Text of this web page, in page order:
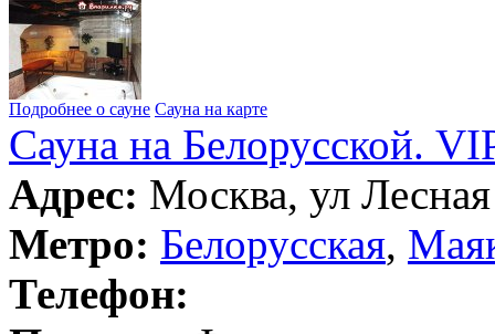
Подробнее о сауне Сауна на карте
Сауна на Белорусской.
Адрес: Москва, ул
Метро: Белорусская,
Телефон: